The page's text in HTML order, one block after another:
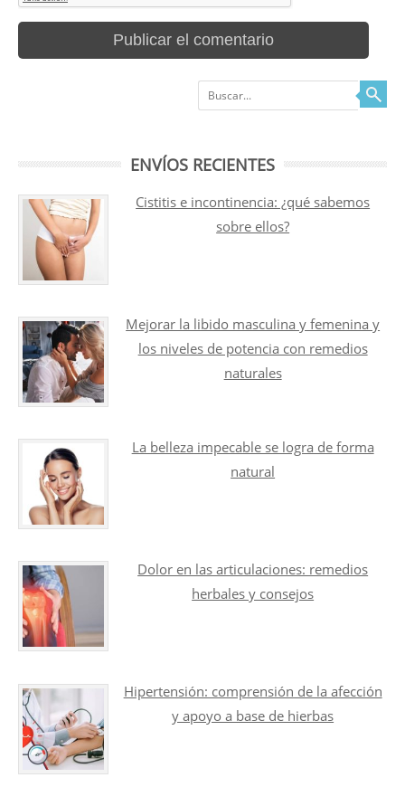
Buscar
ENVÍOS RECIENTES
Cistitis e incontinencia: ¿qué sabemos
sobre ellos?
Mejorar la libido masculina y femenina y
los niveles de potencia con remedios
naturales
La belleza impecable se logra de forma
natural
Dolor en las articulaciones: remedios
herbales y consejos
Hipertensión: comprensión de la afección
y apoyo a base de hierbas